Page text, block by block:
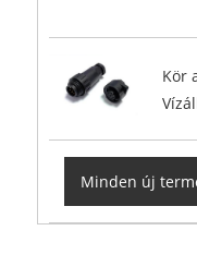
Kör
Minden új